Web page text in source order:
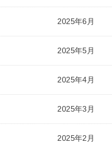
2025年6月
2025年5月
2025年4月
2025年3月
2025年2月